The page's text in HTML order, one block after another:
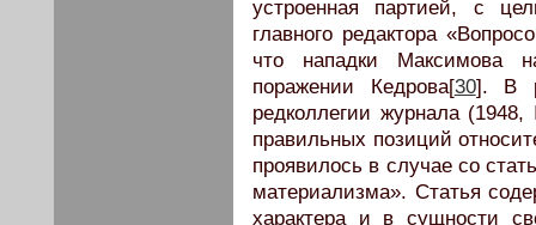
устроенная партией, с
главного редактора
что нападки Максимова
поражении Кедрова[30]. В
редколлегии журнала
правильных позиций
проявилось в случае со
материализма». Статья
характера и в сущности